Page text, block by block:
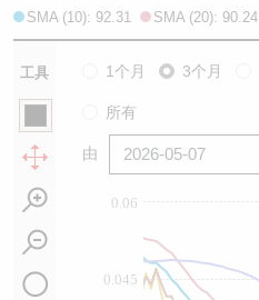
SMA (10): 92.31 SMA (20): 90.24
工具 1个月 3个月
所有
由
0.045
0.06